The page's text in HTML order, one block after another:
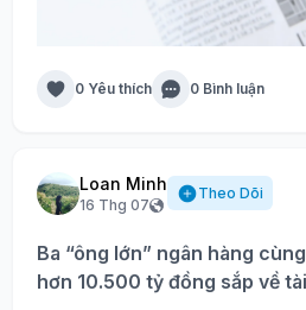
0 Yêu thích 0 Bình luận
Loan Minh
16 Thg 07
Theo Dõi
Ba “ông lớn” ngân hàng
hơn 10.500 tỷ đồng sắp về